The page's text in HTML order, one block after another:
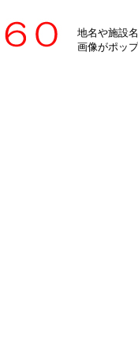
地名や施設
画像がポッ